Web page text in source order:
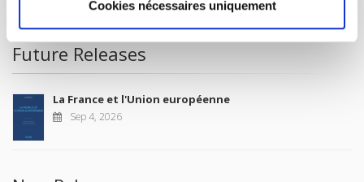
Cookies nécessaires uniquement
Future Releases
La France et l'Union européenne
Sep 4, 2026